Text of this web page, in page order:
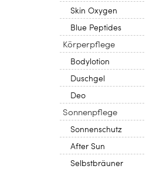
Skin Oxygen
Blue Peptides
Körperpflege
Bodylotion
Duschgel
Deo
Sonnenpflege
Sonnenschutz
After Sun
Selbstbräuner